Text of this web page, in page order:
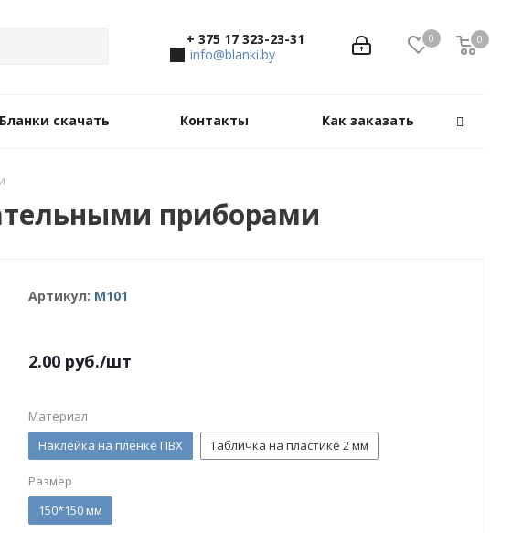
0 0
0
+ 375 17 323-23-31
info@blanki.by
Бланки скачать Контакты Как заказать
приборами
Артикул: M101
2.00 руб./шт
Материал
Наклейка на пленке ПВХ
Табличка на пластике 2 мм
Размер
150*150 мм